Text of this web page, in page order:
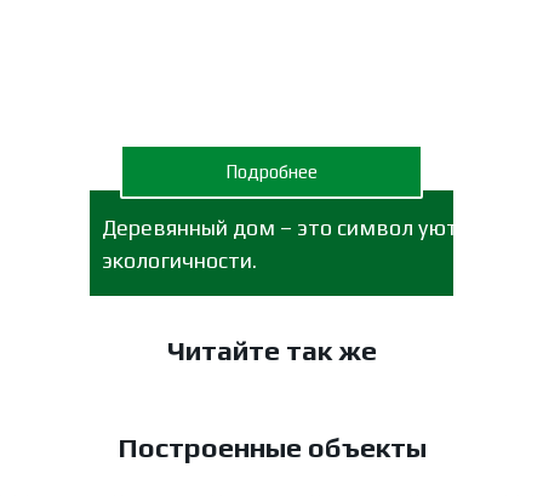
Деревянный дом – это символ уюта,
экологичности.
Подробнее
Читайте так же
Построенные объекты